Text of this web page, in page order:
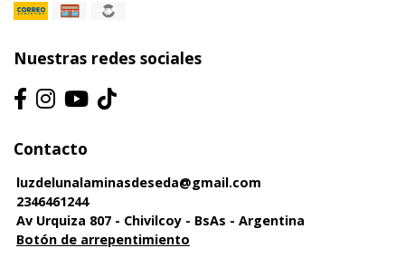
Nuestras redes sociales
Contacto
luzdelunalaminasdeseda@gmail.com
2346461244
Av Urquiza 807 - Chivilcoy - BsAs - Argentina
Botón de arrepentimiento